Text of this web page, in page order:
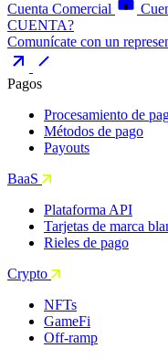
Cuenta Comercial
CUENTA?
Comunícate con un
Pagos
Procesamiento de
Métodos de pago
Payouts
BaaS
Plataforma API
Tarjetas de marca
Rieles de pago
Crypto
NFTs
GameFi
Off-ramp